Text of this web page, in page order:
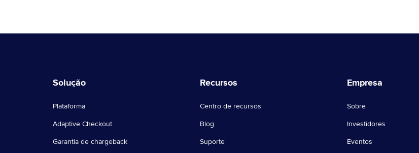
Solução
Plataforma
Adaptive Checkout
Garantia de chargeback
Recursos
Centro de recursos
Blog
Suporte
Empresa
Sobre
Investidores
Eventos